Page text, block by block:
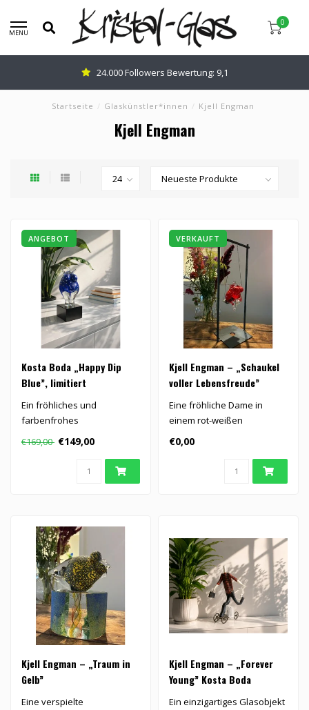
MENU
0
24.000 Followers Bewertung: 9,1
Startseite / Glaskünstler*innen / Kjell Engman
Kjell Engman
ANGEBOT
Kosta Boda „Happy Dip
Blue”, limitiert
Ein fröhliches und
farbenfrohes
Kristallkunstwerk,
entworfen von Kjell Engman
€169,00 €149,00
VERKAUFT
Kjell Engman – „Schaukel
voller Lebensfreude”
Eine fröhliche Dame in
einem rot-weißen
Badeanzug schwebt
schwerelos durch die..
€0,00
Kjell Engman – „Traum in
Gelb”
Eine verspielte
Kjell Engman – „Forever
Young” Kosta Boda
Ein einzigartiges Glasobjekt